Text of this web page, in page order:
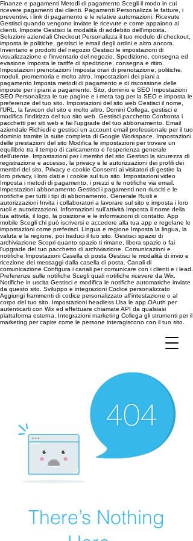
Finanze e pagamenti Metodi di pagamento Scegli il modo in cui
ricevere pagamenti dai clienti. Pagamenti Personalizza le fatture, i
preventivi, i link di pagamento e le relative automazioni. Ricevute
Gestisci quando vengono inviate le ricevute e come appaiono ai
clienti. Imposte Gestisci la modalità di addebito dell'imposta.
Soluzioni aziendali Checkout Personalizza il tuo modulo di checkout,
imposta le politiche, gestisci le email degli ordini e altro ancora.
Inventario e prodotti del negozio Gestisci le impostazioni di
visualizzazione e l'inventario del negozio. Spedizione, consegna ed
evasione Imposta le tariffe di spedizione, consegna e ritiro.
Impostazioni prenotazioni Imposta orari di prenotazione, politiche,
moduli, promemoria e molto altro. Impostazioni dei piani a
pagamento Imposta metodi di pagamento e di riscossione delle
imposte per i piani a pagamento. Sito, dominio e SEO Impostazioni
SEO Personalizza le tue pagine e i meta tag per la SEO e imposta le
preferenze del tuo sito. Impostazioni del sito web Gestisci il nome,
l'URL, la favicon del sito e molto altro. Domini Collega, gestisci e
modifica l'indirizzo del tuo sito web. Gestisci pacchetto Confronta i
pacchetti per siti web e fai l'upgrade del tuo abbonamento. Email
aziendale Richiedi e gestisci un account email professionale per il tuo
dominio tramite la suite completa di Google Workspace. Impostazioni
delle prestazioni del sito Modifica le impostazioni per trovare un
equilibrio tra il tempo di caricamento e l'esperienza generale
dell'utente. Impostazioni per i membri del sito Gestisci la sicurezza di
registrazione e accesso, la privacy e le autorizzazioni dei profili dei
membri del sito. Privacy e cookie Consenti ai visitatori di gestire la
loro privacy, i loro dati e i cookie sul tuo sito. Impostazioni video
Imposta i metodi di pagamento, i prezzi e le notifiche via email.
Impostazioni abbonamento Gestisci i pagamenti non riusciti e le
notifiche per tutti i tipi di abbonamento. Generale Ruoli e
autorizzazioni Invita i collaboratori a lavorare sul sito e imposta i loro
ruoli e autorizzazioni. Informazioni sull'attività Imposta il nome della
tua attività, il logo, la posizione e le informazioni di contatto. App
mobile Scegli chi può iscriversi e accedere alla tua app e regolane le
impostazioni come preferisci. Lingua e regione Imposta la lingua, la
valuta e la regione, poi traduci il tuo sito. Gestisci spazio di
archiviazione Scopri quanto spazio ti rimane, libera spazio o fai
l'upgrade del tuo pacchetto di archiviazione. Comunicazioni e
notifiche Impostazioni Casella di posta Gestisci le modalità di invio e
ricezione dei messaggi dalla casella di posta. Canali di
comunicazione Configura i canali per comunicare con i clienti e i lead.
Preferenze sulle notifiche Scegli quali notifiche ricevere da Wix.
Notifiche in uscita Gestisci e modifica le notifiche automatiche inviate
da questo sito. Sviluppo e integrazioni Codice personalizzato
Aggiungi frammenti di codice personalizzato all'intestazione o al
corpo del tuo sito. Impostazioni headless Usa le app OAuth per
autenticarti con Wix ed effettuare chiamate API da qualsiasi
piattaforma esterna. Integrazioni marketing Collega gli strumenti per il
marketing per capire come le persone interagiscono con il tuo sito.
There’s Nothing